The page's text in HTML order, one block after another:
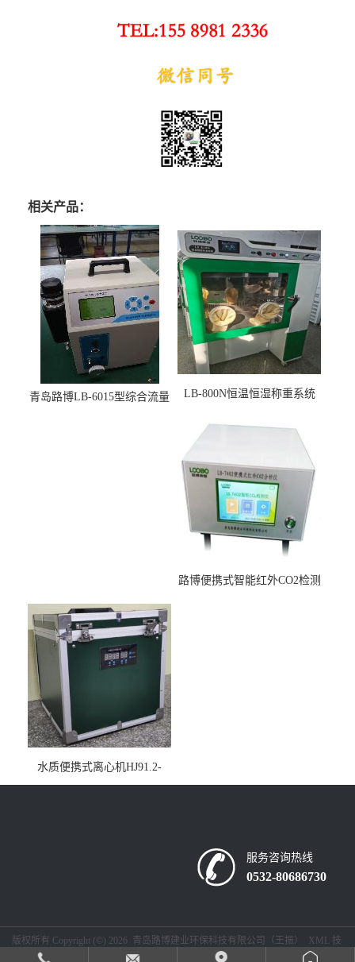
相关产品：
青岛路博LB-6015型综合流量
LB-800N恒温恒湿称重系统
路博便携式智能红外CO2检测
水质便携式离心机HJ91.2-
2022地表水总磷监测内置有
服务咨询热线
0532-80686730
版权所有 Copyright (©) 2026 青岛路博建业环保科技有限公司（王振） XML
技